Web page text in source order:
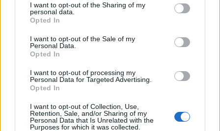
I want to opt-out of the Sharing of my
personal data.
Opted In
I want to opt-out of the Sale of my
Personal Data.
Opted In
I want to opt-out of processing my
Personal Data for Targeted Advertising.
Opted In
I want to opt-out of Collection, Use,
Retention, Sale, and/or Sharing of my
Personal Data that Is Unrelated with the
Purposes for which it was collected.
11:35 / 21/12/2021 schedule 11:00 / 21/12/2021
Berisha: Bëra një gabim të
madh, duhej të kisha dalë
në fushë që në 2017
18:35 / 19/10/2021
Berisha pritet me daulle
nga dibranët (VIDEO)
schedule 17:29 / 19/10/2021